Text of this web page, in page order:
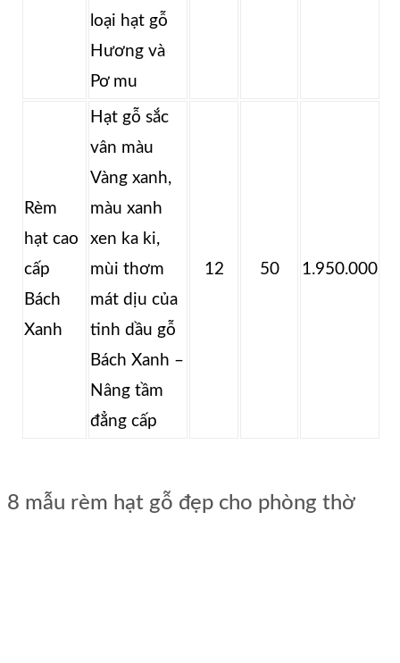
loại hạt gỗ
Hương và
Pơ mu
Rèm
hạt cao
cấp
Bách
Xanh
Hạt gỗ sắc
vân màu
Vàng xanh,
màu xanh
xen ka ki,
mùi thơm
mát dịu của
tinh dầu gỗ
Bách Xanh –
Nâng tầm
đẳng cấp
12 50 1.950.000
8 mẫu rèm hạt gỗ đẹp cho phòng thờ